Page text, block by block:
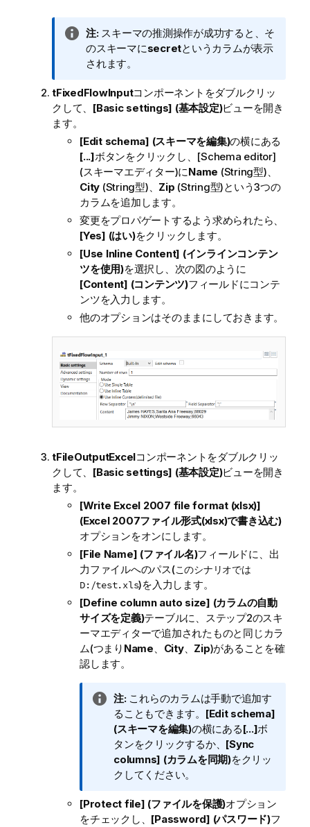
情
報
メ
注:スキーマの推測操作が成功すると、そ
のスキーマにsecretというカラムが表示
されます。
tFixedFlowInputコンポーネントをダブルクリッ
クして、 [Basic settings] (基本設定)ビューを開き
ます。
[Edit schema] (スキーマを編集)の横にある
[...]ボタンをクリックし、 [Schema editor]
(スキーマエディター)にName (String型)、
City (String型)、 Zip (String型)という3つの
カラムを追加します。
変更をプロパゲートするよう求められたら、
[Yes] (はい)をクリックします。
[Use Inline Content] (インラインコンテン
ツを使用)を選択し、次の図のように
[Content] (コンテンツ)フィールドにコンテ
ンツを入力します。
他のオプションはそのままにしておきます。
tFileOutputExcelコンポーネントをダブルクリッ
クして、 [Basic settings] (基本設定)ビューを開き
ます。
[Write Excel 2007 file format (xlsx)]
(Excel 2007ファイル形式(xlsx)で書き込む)
オプションをオンにします。
[File Name] (ファイル名)フィールドに、出
力ファイルへのパス(このシナリオでは
D:/test.xls)を入力します。
[Define column auto size] (カラムの自動
サイズを定義)テーブルに、ステップ2のスキ
ーマエディターで追加されたものと同じカラ
ム(つまり Name、 City、 Zip)があることを確
認します。
情
報
メ
モ
注:これらのカラムは手動で追加す
ることもできます。 [Edit schema]
(スキーマを編集)の横にある[...]ボ
タンをクリックするか、 [Sync
columns] (カラムを同期)をクリッ
クしてください。
[Protect file] (ファイルを保護)オプション
をチェックし、 [Password] (パスワード)フ